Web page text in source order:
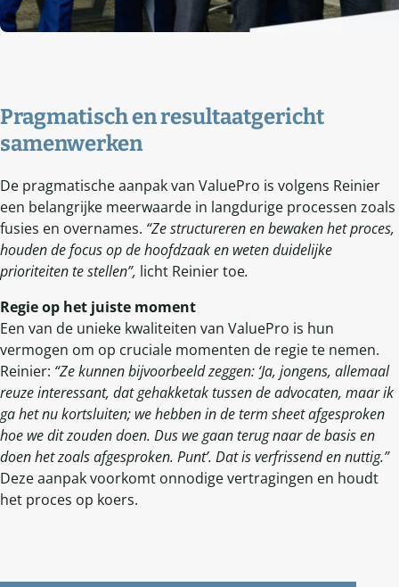
Pragmatisch en resultaatgericht
samenwerken
De pragmatische aanpak van ValuePro is volgens Reinier
een belangrijke meerwaarde in langdurige processen zoals
fusies en overnames. “Ze structureren en bewaken het proces,
houden de focus op de hoofdzaak en weten duidelijke
prioriteiten te stellen”, licht Reinier toe.
Regie op het juiste moment
Een van de unieke kwaliteiten van ValuePro is hun
vermogen om op cruciale momenten de regie te nemen.
Reinier: “Ze kunnen bijvoorbeeld zeggen: ‘Ja, jongens, allemaal
reuze interessant, dat gehakketak tussen de advocaten, maar ik
ga het nu kortsluiten; we hebben in de term sheet afgesproken
hoe we dit zouden doen. Dus we gaan terug naar de basis en
doen het zoals afgesproken. Punt’. Dat is verfrissend en nuttig.”
Deze aanpak voorkomt onnodige vertragingen en houdt
het proces op koers.